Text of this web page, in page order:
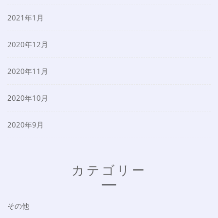
2021年1月
2020年12月
2020年11月
2020年10月
2020年9月
カテゴリー
その他